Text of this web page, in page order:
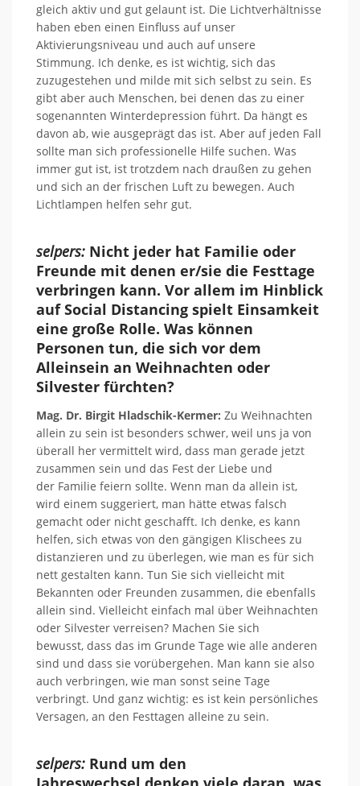
gleich aktiv und gut gelaunt ist. Die Lichtverhältnisse
haben eben einen Einfluss auf unser
Aktivierungsniveau und auch auf unsere
Stimmung. Ich denke, es ist wichtig, sich das
zuzugestehen und milde mit sich selbst zu sein. Es
gibt aber auch Menschen, bei denen das zu einer
sogenannten Winterdepression führt. Da hängt es
davon ab, wie ausgeprägt das ist. Aber auf jeden Fall
sollte man sich professionelle Hilfe suchen. Was
immer gut ist, ist trotzdem nach draußen zu gehen
und sich an der frischen Luft zu bewegen. Auch
Lichtlampen helfen sehr gut.
selpers: Nicht jeder hat Familie oder
Freunde mit denen er/sie die Festtage
verbringen kann. Vor allem im Hinblick
auf Social Distancing spielt Einsamkeit
eine große Rolle. Was können
Personen tun, die sich vor dem
Alleinsein an Weihnachten oder
Silvester fürchten?
Mag. Dr. Birgit Hladschik-Kermer: Zu Weihnachten
allein zu sein ist besonders schwer, weil uns ja von
überall her vermittelt wird, dass man gerade jetzt
zusammen sein und das Fest der Liebe und
der Familie feiern sollte. Wenn man da allein ist,
wird einem suggeriert, man hätte etwas falsch
gemacht oder nicht geschafft. Ich denke, es kann
helfen, sich etwas von den gängigen Klischees zu
distanzieren und zu überlegen, wie man es für sich
nett gestalten kann. Tun Sie sich vielleicht mit
Bekannten oder Freunden zusammen, die ebenfalls
allein sind. Vielleicht einfach mal über Weihnachten
oder Silvester verreisen? Machen Sie sich
bewusst, dass das im Grunde Tage wie alle anderen
sind und dass sie vorübergehen. Man kann sie also
auch verbringen, wie man sonst seine Tage
verbringt. Und ganz wichtig: es ist kein persönliches
Versagen, an den Festtagen alleine zu sein.
selpers: Rund um den